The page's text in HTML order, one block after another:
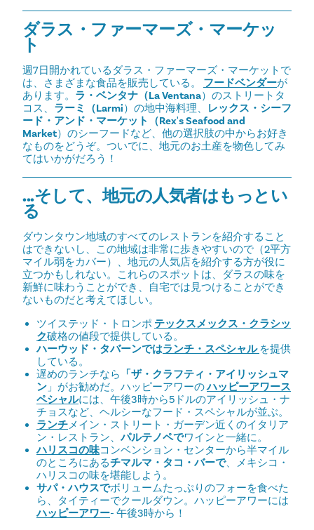
ダラス・ファーマーズ・マーケッ
ト
週7日開かれているダラス・ファーマーズ・マーケットで
は、さまざまな食品を販売している。 フードベンダーが
あります。 ラ・ベンタナ（La Ventana）のストリートタ
コス、 ラーミ（Larmi）の地中海料理、
レックス・シーフ
ード・アンド・マーケット（Rex's Seafood and
Market）のシーフードなど、他の選択肢の中からお好き
なものをどうぞ。ついでに、地元のお土産を物色してみ
てはいかがだろう！
...そして、地元の人気者はもっとい
る
ダウンタウン地域のすべてのレストランを紹介すること
はできないし、この地域は非常に歩きやすいので（2平方
マイル弱をカバー）、地元の人気店を紹介する方が役に
立つかもしれない。これらのスポットは、ダラスの味を
新鮮に味わうことができ、自宅では見つけることができ
ないものだと考えてほしい。
ツイステッド・トロンポ テックスメックス・クラシッ
ク破格の値段で提供している。
ハーウッド・タバーンではランチ・スペシャル を提供
している。
遅めのランチなら 「ザ・クラフティ・アイリッシュマ
ン 」がお勧めだ。ハッピーアワーのハッピーアワース
ペシャルには、午後3時から5ドルのアイリッシュ・ナ
チョスなど、ヘルシーなフード・スペシャルが並ぶ。
ランチメイン・ストリート・ガーデン近くのイタリア
ン・レストラン、パルテノペでワインと一緒に。
ハリスコの味コンベンション・センターから半マイル
のところにあるチマルマ・タコ・バーで、メキシコ・
ハリスコの味を堪能しよう。
サパ・ハウスでボリュームたっぷりのフォーを食べた
ら、タイティーでクールダウン。ハッピーアワーには
ハッピーアワー- 午後3時から！